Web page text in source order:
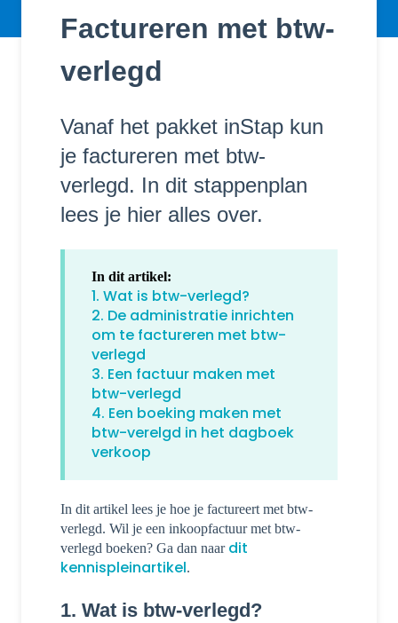
Factureren met btw-
verlegd
Vanaf het pakket inStap kun
je factureren met btw-
verlegd. In dit stappenplan
lees je hier alles over.
In dit artikel:
1. Wat is btw-verlegd?
2. De administratie inrichten
om te factureren met btw-
verlegd
3. Een factuur maken met
btw-verlegd
4. Een boeking maken met
btw-verelgd in het dagboek
verkoop
In dit artikel lees je hoe je factureert met btw-
verlegd. Wil je een inkoopfactuur met btw-
verlegd boeken? Ga dan naar dit
kennispleinartikel.
1. Wat is btw-verlegd?